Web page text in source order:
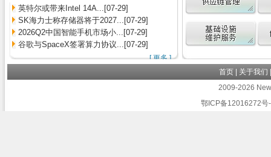
英特尔或带来Intel 14A...[07-29]
SK海力士称存储器将于2027...[07-29]
2026Q2中国智能手机市场小...[07-29]
谷歌与SpaceX签署算力协议...[07-29]
[更多]
首页| 关于我们
2009-2026
鄂ICP备12016272